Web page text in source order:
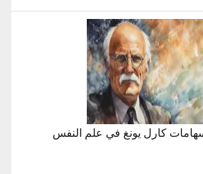
كارل يونغ في علم النفس